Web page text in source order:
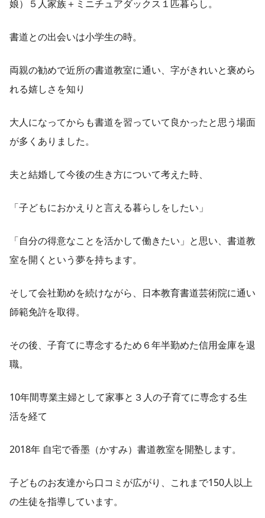
娘）５人家族＋ミニチュアダックス１匹暮らし。
書道との出会いは小学生の時。
両親の勧めで近所の書道教室に通い、字がきれいと褒めら
れる嬉しさを知り
大人になってからも書道を習っていて良かったと思う場面
が多くありました。
夫と結婚して今後の生き方について考えた時、
「子どもにおかえりと言える暮らしをしたい」
「自分の得意なことを活かして働きたい」と思い、書道教
室を開くという夢を持ちます。
そして会社勤めを続けながら、日本教育書道芸術院に通い
師範免許を取得。
その後、子育てに専念するため６年半勤めた信用金庫を退
職。
10年間専業主婦として家事と３人の子育てに専念する生
活を経て
2018年 自宅で香墨（かすみ）書道教室を開塾します。
子どものお友達から口コミが広がり、これまで150人以上
の生徒を指導しています。